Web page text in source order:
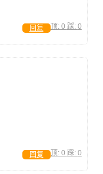
顶: 0 踩: 0
回复
顶: 0 踩: 0
回复